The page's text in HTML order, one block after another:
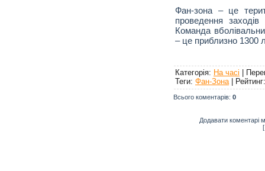
Фан-зона – це
проведення
Команда
– це приблизно 1300
Категорія: На часі |
Теги: Фан-Зона | Рейтинг
Всього коментарів: 0
Додавати коментарі